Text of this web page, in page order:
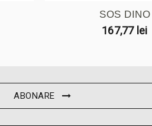
SOS DINO
167,77 lei
ABONARE